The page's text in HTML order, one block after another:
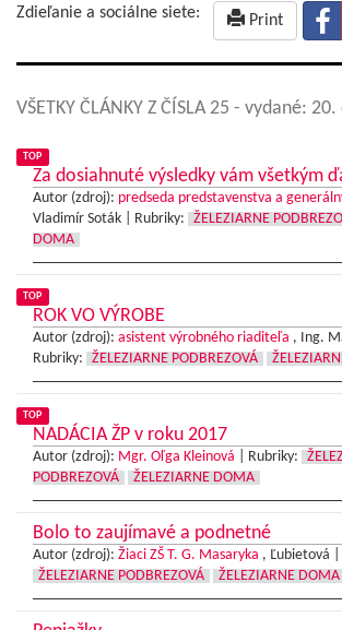
Zdieľanie a sociálne siete: Print
VŠETKY ČLÁNKY Z ČÍSLA 25 - vydané: 20.
TOP
Za dosiahnuté výsledky vám všetkým
Autor (zdroj): predseda predstavenstva a
Vladimír Soták |
Rubriky: ŽELEZIARNE
DOMA
TOP
ROK VO VÝROBE
Autor (zdroj): asistent výrobného riaditeľa , Ing.
Rubriky:
ŽELEZIARNE PODBREZOVÁ
TOP
NADÁCIA ŽP v roku 2017
Autor (zdroj): Mgr. Oľga Kleinová Rubriky:
PODBREZOVÁ
ŽELEZIARNE DOMA
Bolo to zaujímavé a podnetné
Autor (zdroj): Žiaci ZŠ T. G. Masaryka , Ľubietová |
ŽELEZIARNE PODBREZOVÁ
ŽELEZIARNE DOMA